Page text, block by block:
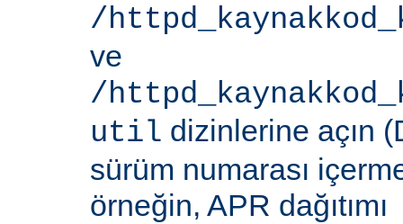
/
ve
/
util dizinlerine açın
sürüm numarası
örneğin, APR dağıtımı